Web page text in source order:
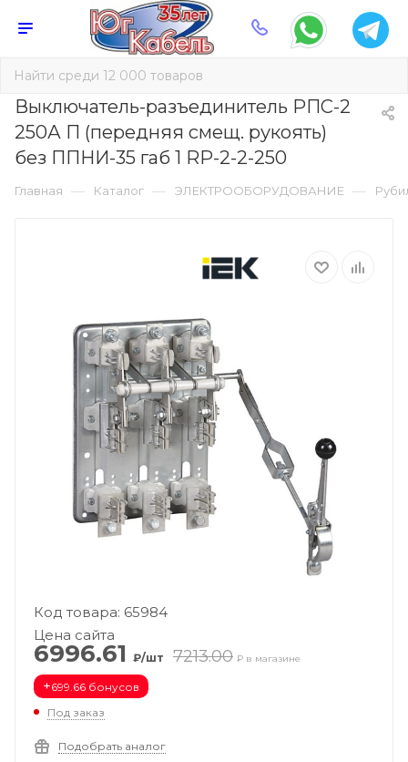
Выключатель-разъединитель РПС-2
250А П (передняя смещ. рукоять)
без ППНИ-35 габ 1 RP-2-2-250
Главная — Каталог — ЭЛЕКТРООБОРУДОВАНИЕ —
Код товара: 65984
Цена сайта
6996.61 ₽/шт 7213.00 ₽ в магазине
+699.66 бонусов
Под заказ
Подобрать аналог